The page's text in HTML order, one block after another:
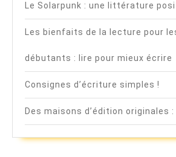
Le Solarpunk : une littérature
Les bienfaits de la lecture pour
débutants : lire pour mieux écrire
Consignes d’écriture simples !
Des maisons d’édition originales